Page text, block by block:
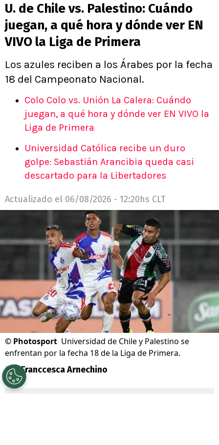
U. de Chile vs. Palestino: Cuándo
juegan, a qué hora y dónde ver EN
VIVO la Liga de Primera
Los azules reciben a los Árabes por la fecha
18 del Campeonato Nacional.
Colo Colo vs. Unión La Calera: Cuándo
juegan, a qué hora y dónde ver EN VIVO la
Liga de Primera
Universidad Católica recibe un duro
golpe: Sebastián Arancibia queda casi
descartado para la Libertadores
Actualizado el 06/08/2026 - 12:20hs CLT
© Photosport Universidad de Chile y Palestino se
enfrentan por la fecha 18 de la Liga de Primera.
Por Franccesca Arnechino